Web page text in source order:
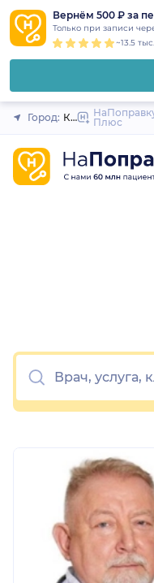
Вернём 500 ₽ за
Только при записи
~13.5 тыс.
Город: КазаньПлюс